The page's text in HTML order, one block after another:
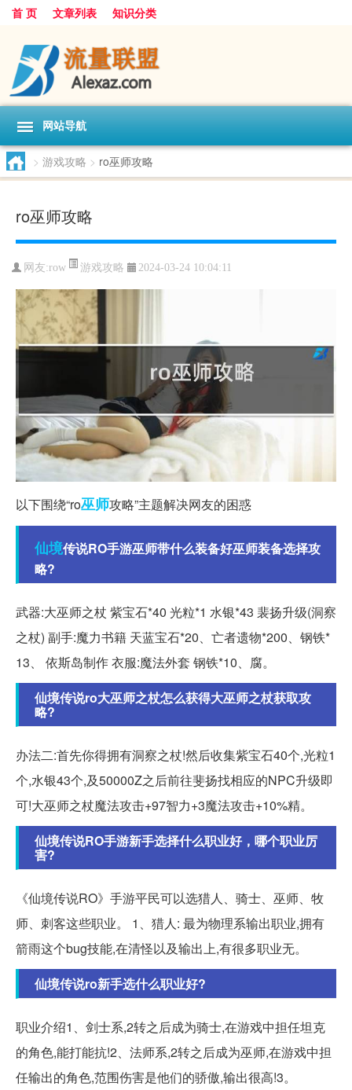
首 页 文章列表 知识分类
网站导航
> 游戏攻略 > ro巫师攻略
ro巫师攻略
网友:row 游戏攻略 2024-03-24 10:04:11
以下围绕“ro巫师攻略”主题解决网友的困惑
仙境传说RO手游巫师带什么装备好巫师装备选择攻
略?
武器:大巫师之杖 紫宝石*40 光粒*1 水银*43 裴扬升级(洞察
之杖) 副手:魔力书籍 天蓝宝石*20、亡者遗物*200、钢铁*
13、 依斯岛制作 衣服:魔法外套 钢铁*10、腐。
仙境传说ro大巫师之杖怎么获得大巫师之杖获取攻
略?
办法二:首先你得拥有洞察之杖!然后收集紫宝石40个,光粒1
个,水银43个,及50000Z之后前往斐扬找相应的NPC升级即
可!大巫师之杖魔法攻击+97智力+3魔法攻击+10%精。
仙境传说RO手游新手选择什么职业好，哪个职业厉
害?
《仙境传说RO》手游平民可以选猎人、骑士、巫师、牧
师、刺客这些职业。 1、猎人: 最为物理系输出职业,拥有
箭雨这个bug技能,在清怪以及输出上,有很多职业无。
仙境传说ro新手选什么职业好?
职业介绍1、剑士系,2转之后成为骑士,在游戏中担任坦克
的角色,能打能抗!2、法师系,2转之后成为巫师,在游戏中担
任输出的角色,范围伤害是他们的骄傲,输出很高!3。